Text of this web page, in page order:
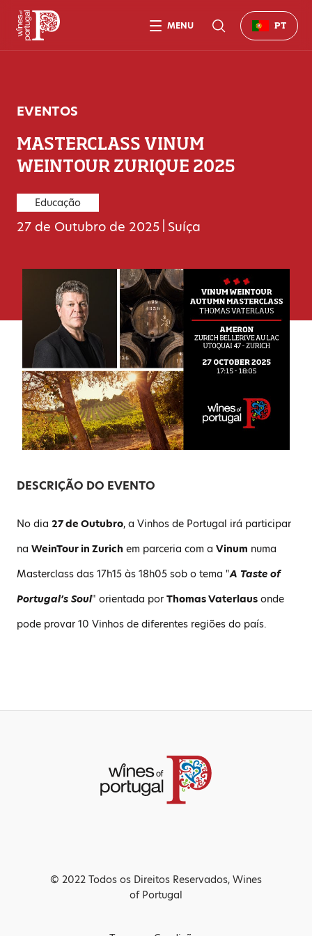
EVENTOS
MASTERCLASS VINUM
WEINTOUR ZURIQUE 2025
Educação
27 de Outubro de 2025 Suíça
DESCRIÇÃO DO EVENTO
No dia 27 de Outubro, a Vinhos de Portugal irá participar
na WeinTour in Zurich em parceria com a Vinum numa
Masterclass das 17h15 às 18h05 sob o tema "A Taste of
Portugal’s Soul" orientada por Thomas Vaterlaus onde
pode provar 10 Vinhos de diferentes regiões do país.
MENU PT
© 2022 Todos os Direitos Reservados, Wines
of Portugal